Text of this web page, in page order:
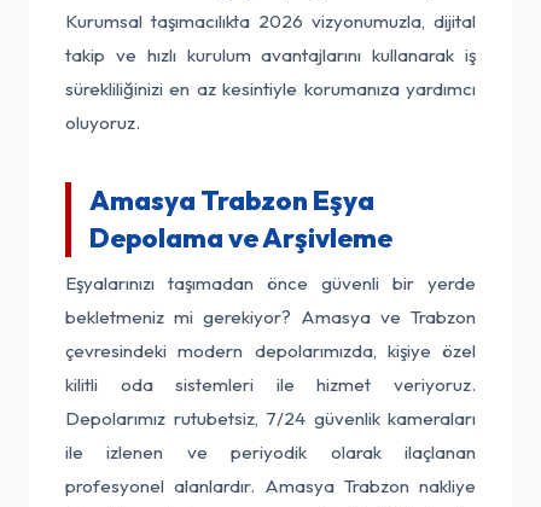
Kurumsal taşımacılıkta 2026 vizyonumuzla, dijital
takip ve hızlı kurulum avantajlarını kullanarak iş
sürekliliğinizi en az kesintiyle korumanıza yardımcı
oluyoruz.
Amasya Trabzon Eşya
Depolama ve Arşivleme
Eşyalarınızı taşımadan önce güvenli bir yerde
bekletmeniz mi gerekiyor? Amasya ve Trabzon
çevresindeki modern depolarımızda, kişiye özel
kilitli oda sistemleri ile hizmet veriyoruz.
Depolarımız rutubetsiz, 7/24 güvenlik kameraları
ile izlenen ve periyodik olarak ilaçlanan
profesyonel alanlardır. Amasya Trabzon nakliye